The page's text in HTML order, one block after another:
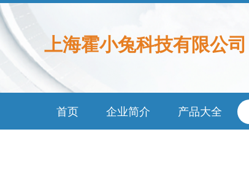
上海霍小兔科技有限公司
首页 企业简介 产品大全